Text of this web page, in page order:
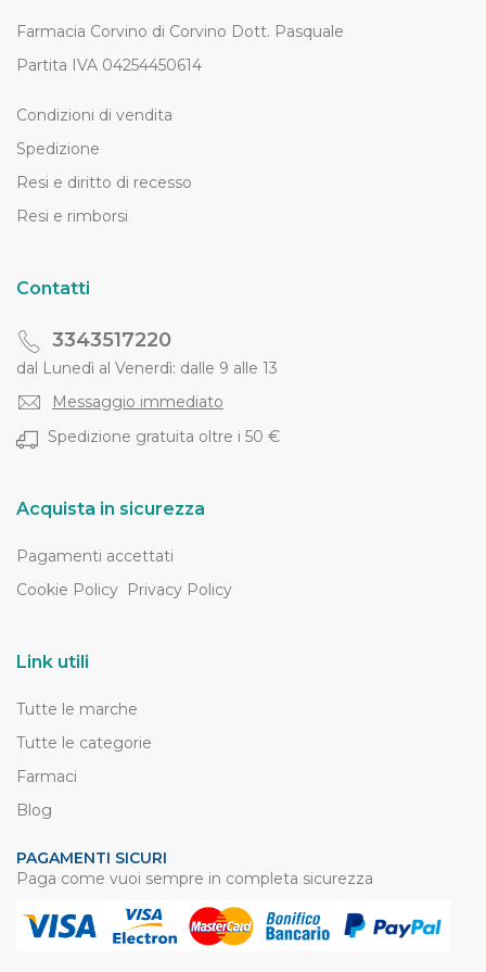
Farmacia Corvino di Corvino Dott. Pasquale
Partita IVA 04254450614
Condizioni di vendita
Spedizione
Resi e diritto di recesso
Resi e rimborsi
Contatti
3343517220
dal Lunedì al Venerdì: dalle 9 alle 13
Messaggio immediato
Spedizione gratuita oltre i 50 €
Acquista in sicurezza
Pagamenti accettati
Cookie Policy Privacy Policy
Link utili
Tutte le marche
Tutte le categorie
Farmaci
Blog
PAGAMENTI SICURI
Paga come vuoi sempre in completa sicurezza